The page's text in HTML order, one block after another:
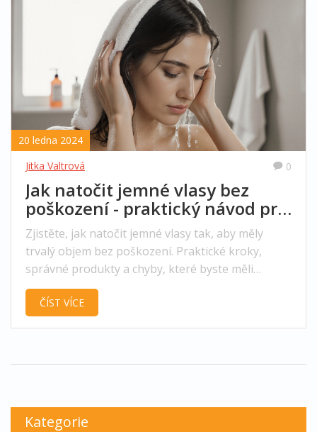
20 ledna 2024
Jitka Valtrová
0
Jak natočit jemné vlasy bez
poškození - praktický návod pro
trvalý objem
Zjistěte, jak natočit jemné vlasy tak, aby měly
trvalý objem bez poškození. Praktické kroky,
správné produkty a chyby, které byste měli
vyhnout.
ČÍST VÍCE
Kategorie